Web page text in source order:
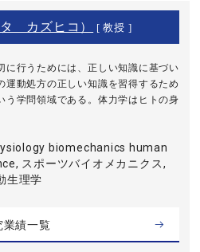
カズヒコ） [ 教授 ]
に行うためには、正しい知識に基づい
運動処方の正しい知識を習得するため
う学問領域である。体力学はヒトの身
biomechanics human
スポーツバイオメカニクス,
生理学
業績一覧